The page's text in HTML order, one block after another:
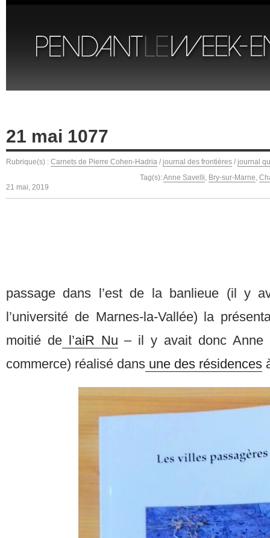
21 mai 1077
Rubrique(s) : Carnets de Pierre Cohen-Hadria / journal des frontières / journal
Tag(s):Anne Savelli, Bry-sur-Marne,
21 mai, 2019
passage dans l’est de la banlieue (il y
l’université de Marnes-la-Vallée) la
moitié del’aiR Nu – il y avait donc Anne
commerce) réalisé dans une des résidences